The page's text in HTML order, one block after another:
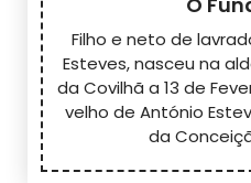
Filho e neto de
Esteves, nasceu na
da Covilhã a 13 de
velho de António
da